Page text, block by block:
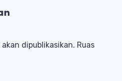
dipublikasikan. Ruas